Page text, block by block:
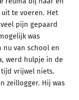
te voeren. Het
pijn gepaard
was
nu van school en
werd hulpje in de
vrijwel niets.
zeillogger. Hij was